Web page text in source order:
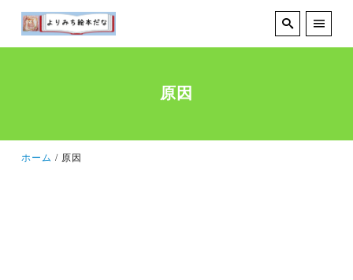
原因
ホーム 原因